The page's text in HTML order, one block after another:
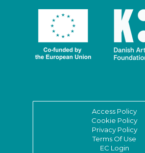
Access Policy
Cookie Policy
Privacy Policy
Terms Of Use
EC Login